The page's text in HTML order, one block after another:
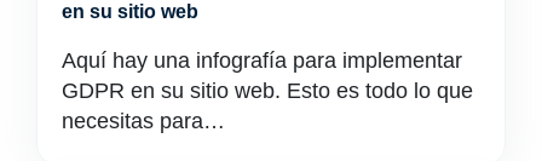
en su sitio web
Aquí hay una infografía para implementar
GDPR en su sitio web. Esto es todo lo que
necesitas para…